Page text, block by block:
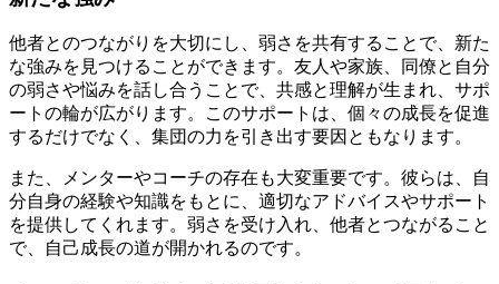
他者とのつながりを大切にし、弱さを共有することで、新た
な強みを見つけることができます。友人や家族、同僚と自分
の弱さや悩みを話し合うことで、共感と理解が生まれ、サポ
ートの輪が広がります。このサポートは、個々の成長を促進
するだけでなく、集団の力を引き出す要因ともなります。
また、メンターやコーチの存在も大変重要です。彼らは、自
分自身の経験や知識をもとに、適切なアドバイスやサポート
を提供してくれます。弱さを受け入れ、他者とつながること
で、自己成長の道が開かれるのです。